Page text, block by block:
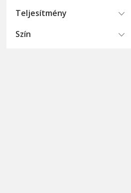
Teljesítmény
Szín